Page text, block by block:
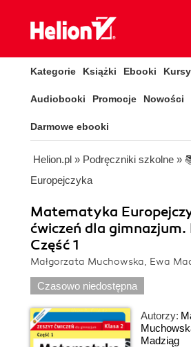
Kategorie Książki Ebooki
Audiobooki Promocje Nowości
Darmowe ebooki
Helion.pl » Podręczniki szkolne »
Europejczyka
Matematyka
ćwiczeń dla gimnazjum.
Część 1
Małgorzata Muchowska, Ewa
Czasowo niedostępna
Autorzy:
Madziąg